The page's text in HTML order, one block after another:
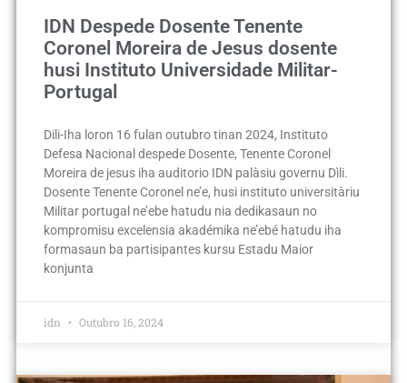
IDN Despede Dosente Tenente
Coronel Moreira de Jesus dosente
husi Instituto Universidade Militar-
Portugal
Dili-Iha loron 16 fulan outubro tinan 2024, Instituto
Defesa Nacional despede Dosente, Tenente Coronel
Moreira de jesus iha auditorio IDN palàsiu governu Dìli.
Dosente Tenente Coronel ne’e, husi instituto universitàriu
Militar portugal ne’ebe hatudu nia dedikasaun no
kompromisu excelensia akadémika ne’ebé hatudu iha
formasaun ba partisipantes kursu Estadu Maior
konjunta
idn Outubro 16, 2024